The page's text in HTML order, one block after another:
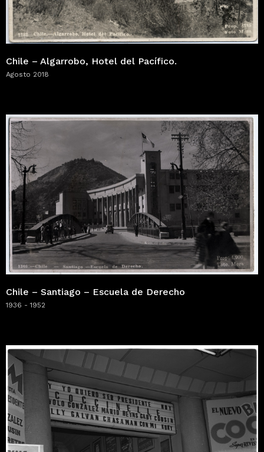
Chile – Algarrobo, Hotel del Pacífico.
Agosto 2018
Chile – Santiago – Escuela de Derecho
1936 - 1952